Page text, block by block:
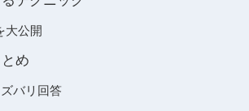
大公開
め
バリ回答